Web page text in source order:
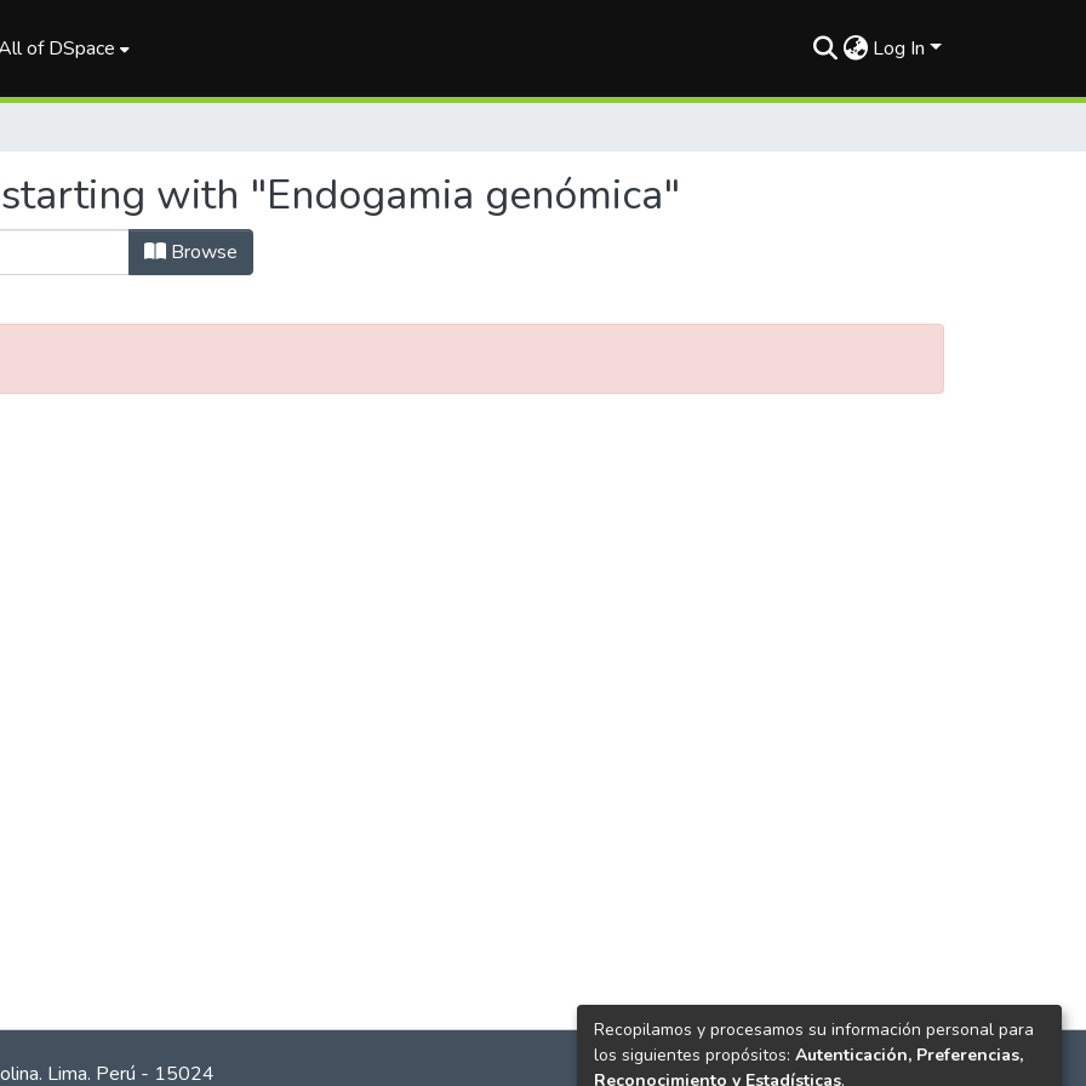
of DSpace Log In
with "Endogamia genómica"
Browse
Lima. Perú - 15024
Recopilamos y procesamos su información personal para
los siguientes propósitos: Autenticación, Preferencias,
Reconocimiento y Estadísticas.